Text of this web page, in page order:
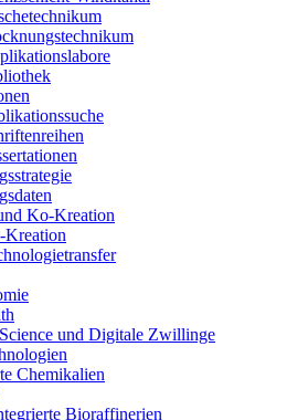
Ko-Kreation
Kreation
und Digitale Zwillinge
Chemikalien
Bioraffinerien